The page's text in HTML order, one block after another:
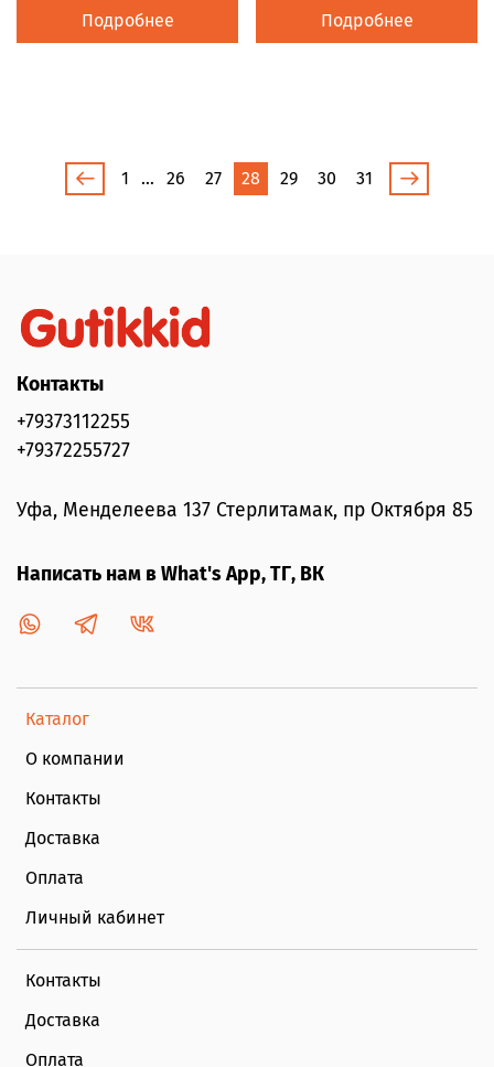
Подробнее Подробнее
1 … 26 27 28 29 30 31
Каталог
О компании
Контакты
Доставка
Оплата
Личный кабинет
Контакты
Доставка
Оплата
Контакты
+79373112255
+79372255727
Уфа, Менделеева 137 Стерлитамак, пр Октября 85
Написать нам в What's App, ТГ, ВК